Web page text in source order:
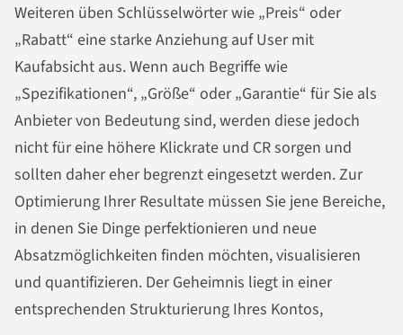
Weiteren üben Schlüsselwörter wie „Preis“ oder
„Rabatt“ eine starke Anziehung auf User mit
Kaufabsicht aus. Wenn auch Begriffe wie
„Spezifikationen“, „Größe“ oder „Garantie“ für Sie als
Anbieter von Bedeutung sind, werden diese jedoch
nicht für eine höhere Klickrate und CR sorgen und
sollten daher eher begrenzt eingesetzt werden. Zur
Optimierung Ihrer Resultate müssen Sie jene Bereiche,
in denen Sie Dinge perfektionieren und neue
Absatzmöglichkeiten finden möchten, visualisieren
und quantifizieren. Der Geheimnis liegt in einer
entsprechenden Strukturierung Ihres Kontos,